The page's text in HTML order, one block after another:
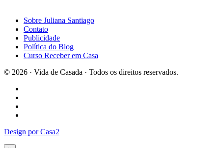
Contato
Publicidade
Política do Blog
Curso Receber em Casa
×